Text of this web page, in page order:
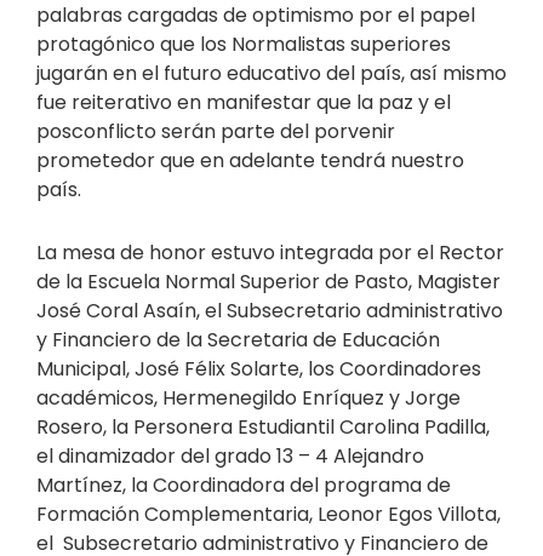
palabras cargadas de optimismo por el papel
protagónico que los Normalistas superiores
jugarán en el futuro educativo del país, así mismo
fue reiterativo en manifestar que la paz y el
posconflicto serán parte del porvenir
prometedor que en adelante tendrá nuestro
país.
La mesa de honor estuvo integrada por el Rector
de la Escuela Normal Superior de Pasto, Magister
José Coral Asaín, el Subsecretario administrativo
y Financiero de la Secretaria de Educación
Municipal, José Félix Solarte, los Coordinadores
académicos, Hermenegildo Enríquez y Jorge
Rosero, la Personera Estudiantil Carolina Padilla,
el dinamizador del grado 13 – 4 Alejandro
Martínez, la Coordinadora del programa de
Formación Complementaria, Leonor Egos Villota,
el Subsecretario administrativo y Financiero de